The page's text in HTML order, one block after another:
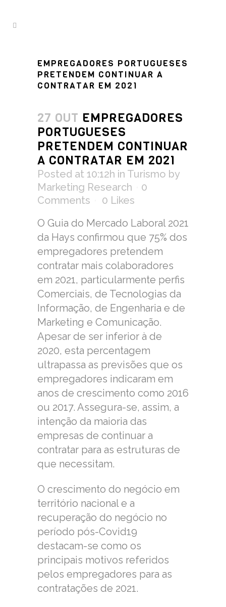
EMPREGADORES PORTUGUESES
PRETENDEM CONTINUAR A
CONTRATAR EM 2021
27 OUT EMPREGADORES
PORTUGUESES
PRETENDEM CONTINUAR
A CONTRATAR EM 2021
Posted at 10:12h in Turismo by
Marketing Research
0
Comments
0 Likes
O Guia do Mercado Laboral 2021
da Hays confirmou que 75% dos
empregadores pretendem
contratar mais colaboradores
em 2021, particularmente perfis
Comerciais, de Tecnologias da
Informação, de Engenharia e de
Marketing e Comunicação.
Apesar de ser inferior à de
2020, esta percentagem
ultrapassa as previsões que os
empregadores indicaram em
anos de crescimento como 2016
ou 2017. Assegura-se, assim, a
intenção da maioria das
empresas de continuar a
contratar para as estruturas de
que necessitam.
O crescimento do negócio em
território nacional e a
recuperação do negócio no
período pós-Covid19
destacam-se como os
principais motivos referidos
pelos empregadores para as
contratações de 2021.